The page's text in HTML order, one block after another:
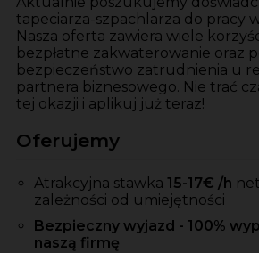
tapeciarza-szpachlarza do pracy
Nasza oferta zawiera wiele
bezpłatne zakwaterowanie oraz
bezpieczeństwo zatrudnienia u
partnera biznesowego. Nie trać
tej okazji i aplikuj już teraz!
Oferujemy
Atrakcyjna stawka 15-17€ /h
zależności od umiejętności
Bezpieczny wyjazd - 100%
naszą firmę